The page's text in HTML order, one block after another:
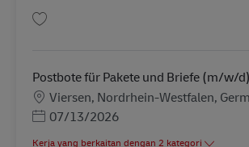
Postbote für Pakete und Briefe (m/w/d)
LokasiViersen, Nordrhein-Westfalen,
Posted Date
07/13/2026
Kerja yang berkaitan dengan 2 kategori